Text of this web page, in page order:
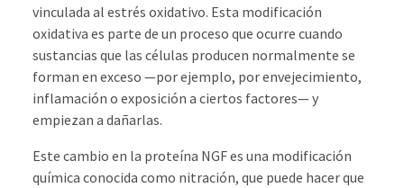
vinculada al estrés oxidativo. Esta modificación
oxidativa es parte de un proceso que ocurre cuando
sustancias que las células producen normalmente se
forman en exceso —por ejemplo, por envejecimiento,
inflamación o exposición a ciertos factores— y
empiezan a dañarlas.
Este cambio en la proteína NGF es una modificación
química conocida como nitración, que puede hacer que